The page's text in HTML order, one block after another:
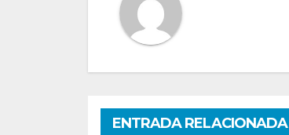
ENTRADA RELACIONADA